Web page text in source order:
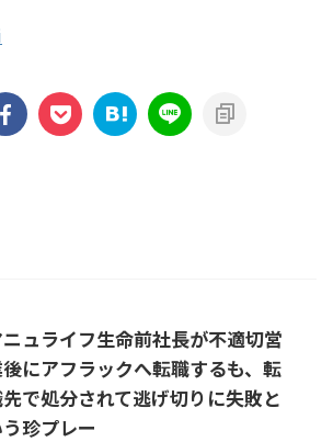
ュライフ生命前社長が不適切営
にアフラックへ転職するも、転
で処分されて逃げ切りに失敗と
珍プレー